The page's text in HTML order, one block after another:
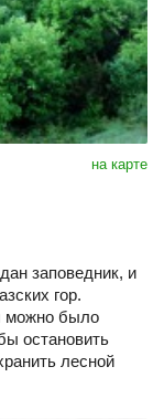
на карте
заповедник, и
гор.
можно было
остановить
лесной